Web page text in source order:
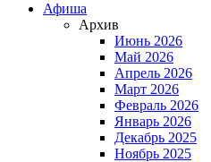
Афиша
Архив
Июнь 2026
Май 2026
Апрель 2026
Март 2026
Февраль 2026
Январь 2026
Декабрь 2025
Ноябрь 2025